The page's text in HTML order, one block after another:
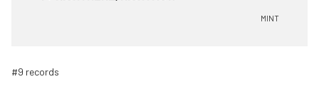
MINT
#9 records